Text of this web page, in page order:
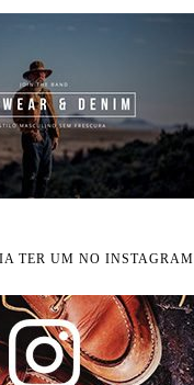
TER UM NO INSTAGRAM